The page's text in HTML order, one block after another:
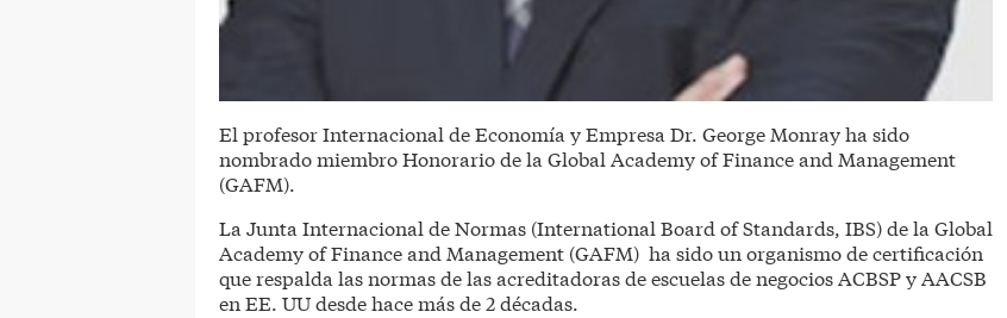
El profesor Internacional de Economía y Empresa Dr. George Monray ha sido
nombrado miembro Honorario de la Global Academy of Finance and Management
(GAFM).
La Junta Internacional de Normas (International Board of Standards, IBS) de la Global
Academy of Finance and Management (GAFM) ha sido un organismo de certificación
que respalda las normas de las acreditadoras de escuelas de negocios ACBSP y AACSB
en EE. UU desde hace más de 2 décadas.